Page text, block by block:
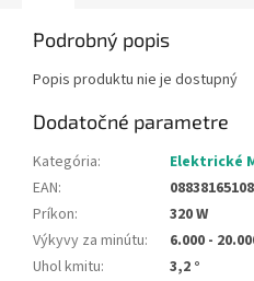
Podrobný popis
Popis produktu nie je dostupný
Dodatočné parametre
Kategória:
Elektrické
EAN:
Príkon:
320 W
Výkyvy za minútu:
6.000 -
Uhol kmitu:
3,2 °